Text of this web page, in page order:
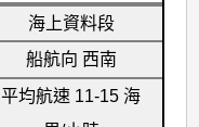
海上資料段
船航向 西南
平均航速 11-15 海